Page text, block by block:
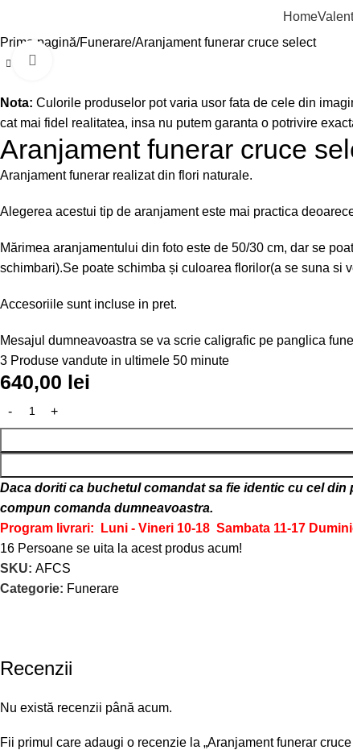
Home
Prima pagină Funerare Aranjament funerar cruce select
Nota: Culorile produselor pot varia usor fata de cele din
cat mai fidel realitatea, insa nu putem garanta o potrivire
Aranjament funerar cruce
Aranjament funerar realizat din flori naturale.
Alegerea acestui tip de aranjament este mai practica
Mărimea aranjamentului din foto este de 50/30 cm, dar se
schimbari).Se poate schimba și culoarea florilor(a se suna si
Accesoriile sunt incluse in pret.
Mesajul dumneavoastra se va scrie caligrafic pe panglica
3 Produse vandute in ultimele 50 minute
640,00 lei
Daca doriti ca buchetul comandat sa fie identic cu cel
compun comanda dumneavoastra.
Program livrari: Luni - Vineri 10-18 Sambata 11-17
16 Persoane se uita la acest produs acum!
SKU: AFCS
Categorie: Funerare
Recenzii
Nu există recenzii până acum.
Fii primul care adaugi o recenzie la „Aranjament funerar cruce